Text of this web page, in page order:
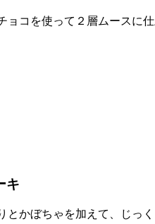
ョコを使って２層ムースに
キ
とかぼちゃを加えて、じっく